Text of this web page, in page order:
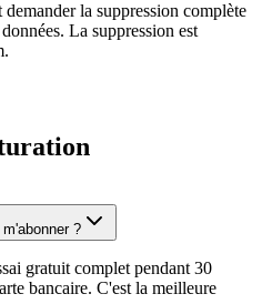
la suppression complète
La suppression est
?
gratuit complet pendant 30
bancaire. C'est la meilleure